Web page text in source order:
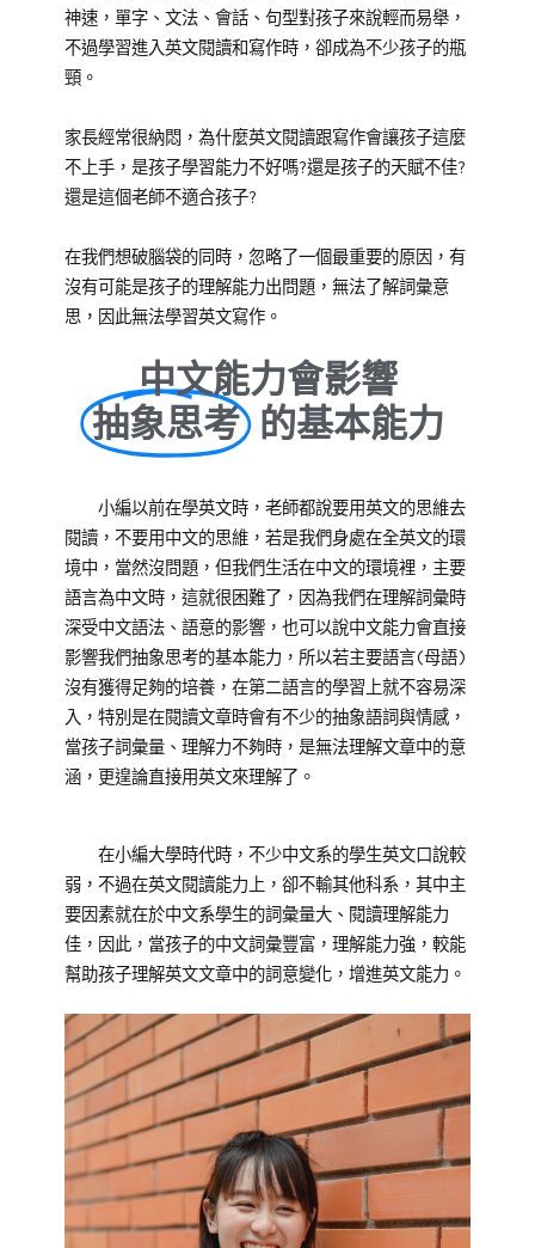
神速，單字、文法、會話、句型對孩子來說輕而易舉，
不過學習進入英文閱讀和寫作時，卻成為不少孩子的瓶
頸。
家長經常很納悶，為什麼英文閱讀跟寫作會讓孩子這麼
不上手，是孩子學習能力不好嗎?還是孩子的天賦不佳?
還是這個老師不適合孩子?
在我們想破腦袋的同時，忽略了一個最重要的原因，有
沒有可能是孩子的理解能力出問題，無法了解詞彙意
思，因此無法學習英文寫作。
中文能力會影響
抽象思考 的基本能力
小編以前在學英文時，老師都說要用英文的思維去
閱讀，不要用中文的思維，若是我們身處在全英文的環
境中，當然沒問題，但我們生活在中文的環境裡，主要
語言為中文時，這就很困難了，因為我們在理解詞彙時
深受中文語法、語意的影響，也可以說中文能力會直接
影響我們抽象思考的基本能力，所以若主要語言(母語)
沒有獲得足夠的培養，在第二語言的學習上就不容易深
入，特別是在閱讀文章時會有不少的抽象語詞與情感，
當孩子詞彙量、理解力不夠時，是無法理解文章中的意
涵，更遑論直接用英文來理解了。
在小編大學時代時，不少中文系的學生英文口說較
弱，不過在英文閱讀能力上，卻不輸其他科系，其中主
要因素就在於中文系學生的詞彙量大、閱讀理解能力
佳，因此，當孩子的中文詞彙豐富，理解能力強，較能
幫助孩子理解英文文章中的詞意變化，增進英文能力。